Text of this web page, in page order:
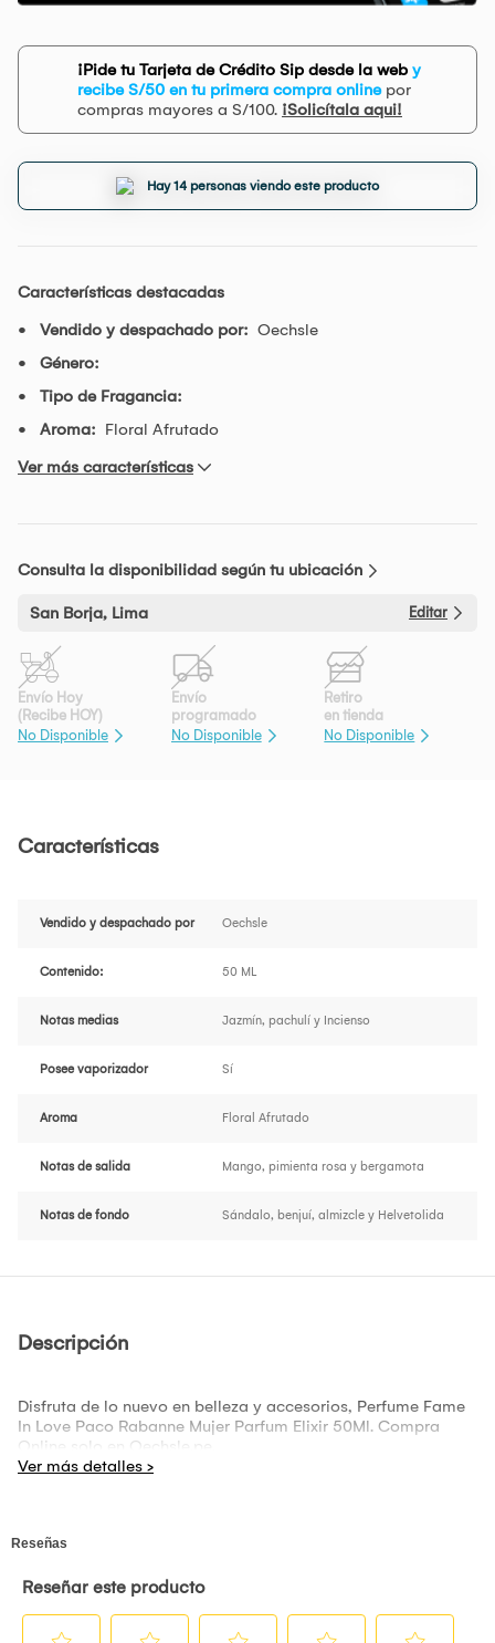
¡Pide tu Tarjeta de Crédito Sip desde la web y
recibe S/50 en tu primera compra onlinepor
compras mayores a S/100. ¡Solicítala aqui!
Hay 14 personas viendo este producto
Características destacadas
Vendido y despachado por: Oechsle
Género:
Tipo de Fragancia:
Aroma: Floral Afrutado
Ver más características
Consulta la disponibilidad según tu ubicación
San Borja, Lima Editar
Envío Hoy
(Recibe HOY)
No Disponible
Envío
programado
No Disponible
Retiro
en tienda
No Disponible
Características
Vendido y despachado por Oechsle
Contenido: 50 ML
Notas medias Jazmín, pachulí y Incienso
Posee vaporizador Sí
Aroma Floral Afrutado
Notas de salida Mango, pimienta rosa y bergamota
Notas de fondo Sándalo, benjuí, almizcle y Helvetolida
Descripción
Disfruta de lo nuevo en belleza y accesorios, Perfume Fame
In Love Paco Rabanne Mujer Parfum Elixir 50Ml. Compra
Online solo en Oechsle.pe.